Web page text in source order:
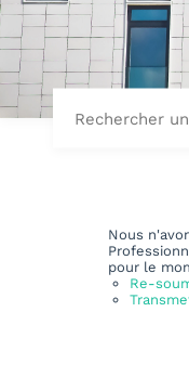
Rechercher
Nous
pour le
Re-